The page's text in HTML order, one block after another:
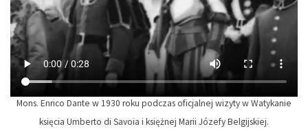
Mons. Enrico Dante w 1930 roku podczas oficjalnej wizyty w Watykanie
księcia Umberto di Savoia i księżnej Marii Józefy Belgijskiej.